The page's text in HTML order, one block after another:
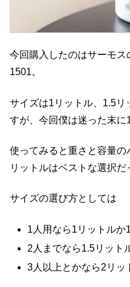
今回購入したのはサーモ
1501。
サイズは1リットル、1.5
すが、今回僕は迷った末に
使ってみると重さと容量
リットルはベストな選択だ
サイズの選び方としては
1人用なら1リットルか
2人までなら1.5リット
3人以上とかなら2リッ